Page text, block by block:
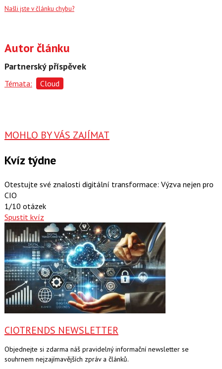
Našli jste v článku chybu?
Autor článku
Partnerský příspěvek
Témata: Cloud
MOHLO BY VÁS ZAJÍMAT
Kvíz týdne
Otestujte své znalosti digitální transformace: Výzva nejen pro
CIO
1/10 otázek
Spustit kvíz
CIOTRENDS NEWSLETTER
Objednejte si zdarma náš pravidelný informační newsletter se
souhrnem nejzajímavějších zpráv a článků.